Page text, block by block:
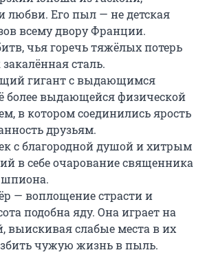
Его пыл — не детская
всему двору Франции.
чья горечь тяжёлых потерь
сталь.
гигант с выдающимся
более выдающейся физической
в котором соединились ярость
друзьям.
с благородной душой и хитрым
в себе очарование священника
шпиона.
— воплощение страсти и
подобна яду. Она играет на
выискивая слабые места в их
чужую жизнь в пыль.